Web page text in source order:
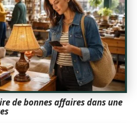
de bonnes affaires dans une